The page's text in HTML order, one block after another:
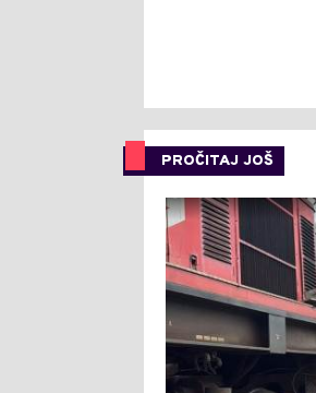
PROČITAJ JOŠ